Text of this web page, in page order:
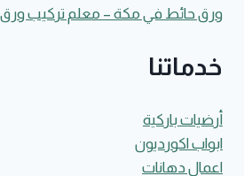
ورق حائط في مكة – معلم تركيب
خدماتنا
أرضيات باركية
ابواب اكورديون
اعمال دهانات